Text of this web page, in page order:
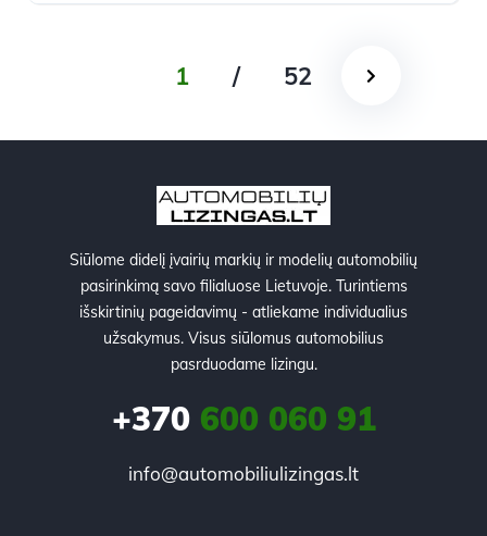
1 / 52
Siūlome didelį įvairių markių ir modelių automobilių
pasirinkimą savo filialuose Lietuvoje. Turintiems
išskirtinių pageidavimų - atliekame individualius
užsakymus. Visus siūlomus automobilius
pasrduodame lizingu.
+370600 060 91
info@automobiliulizingas.lt